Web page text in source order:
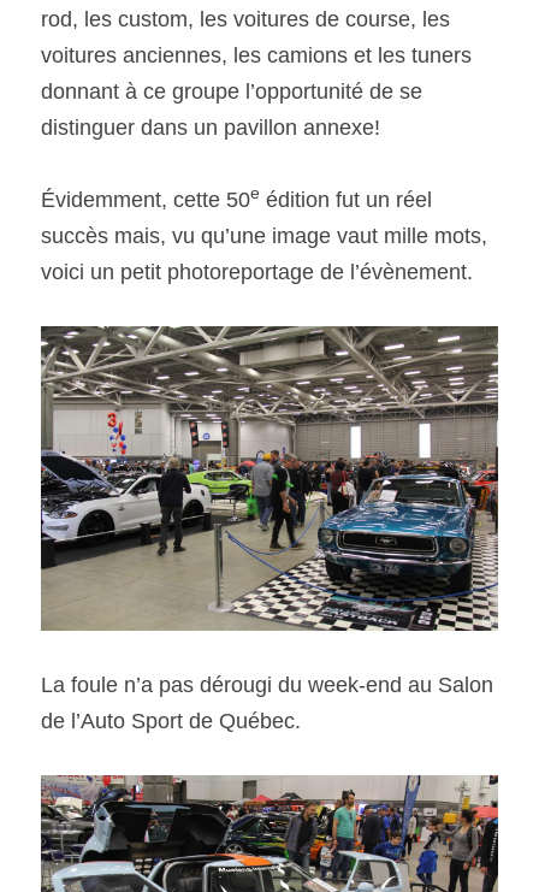
rod, les custom, les voitures de course, les
voitures anciennes, les camions et les tuners
donnant à ce groupe l’opportunité de se
distinguer dans un pavillon annexe!
Évidemment, cette 50e édition fut un réel
succès mais, vu qu’une image vaut mille mots,
voici un petit photoreportage de l’évènement.
La foule n’a pas dérougi du week-end au Salon
de l’Auto Sport de Québec.